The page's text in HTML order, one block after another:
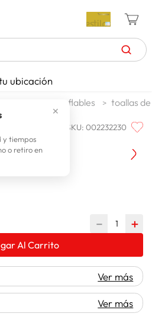
ubicación
✕
y tiempos
o retiro en
piscinas spa e inflables toallas
SKU:002232230
Elba
＋
－
Al Carrito
Ver más
Ver más